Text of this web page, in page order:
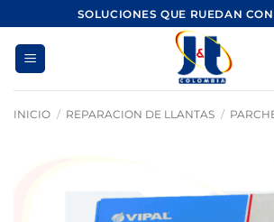
al
contenido
SOLUCIONES QUE RUEDAN
INICIO / REPARACION DE LLANTAS /